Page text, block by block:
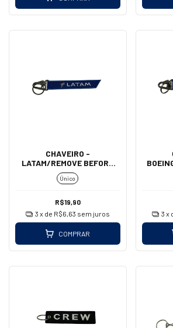
CHAVEIRO -
LATAM/REMOVE BEFORE
FLIGHT (MOSQUETÃO)
Único
R$19,90
3 x de R$6,63 sem juros
COMPRAR
3 x